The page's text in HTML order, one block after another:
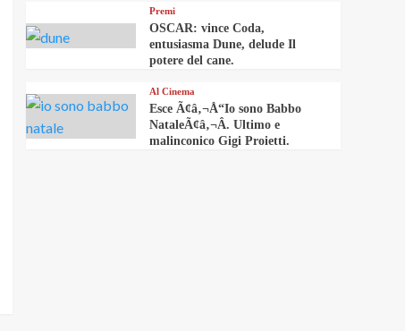
Premi
OSCAR: vince Coda,
entusiasma Dune, delude Il
potere del cane.
Al Cinema
Esce Ã¢â‚¬Å“Io sono Babbo
NataleÃ¢â‚¬Â. Ultimo e
malinconico Gigi Proietti.